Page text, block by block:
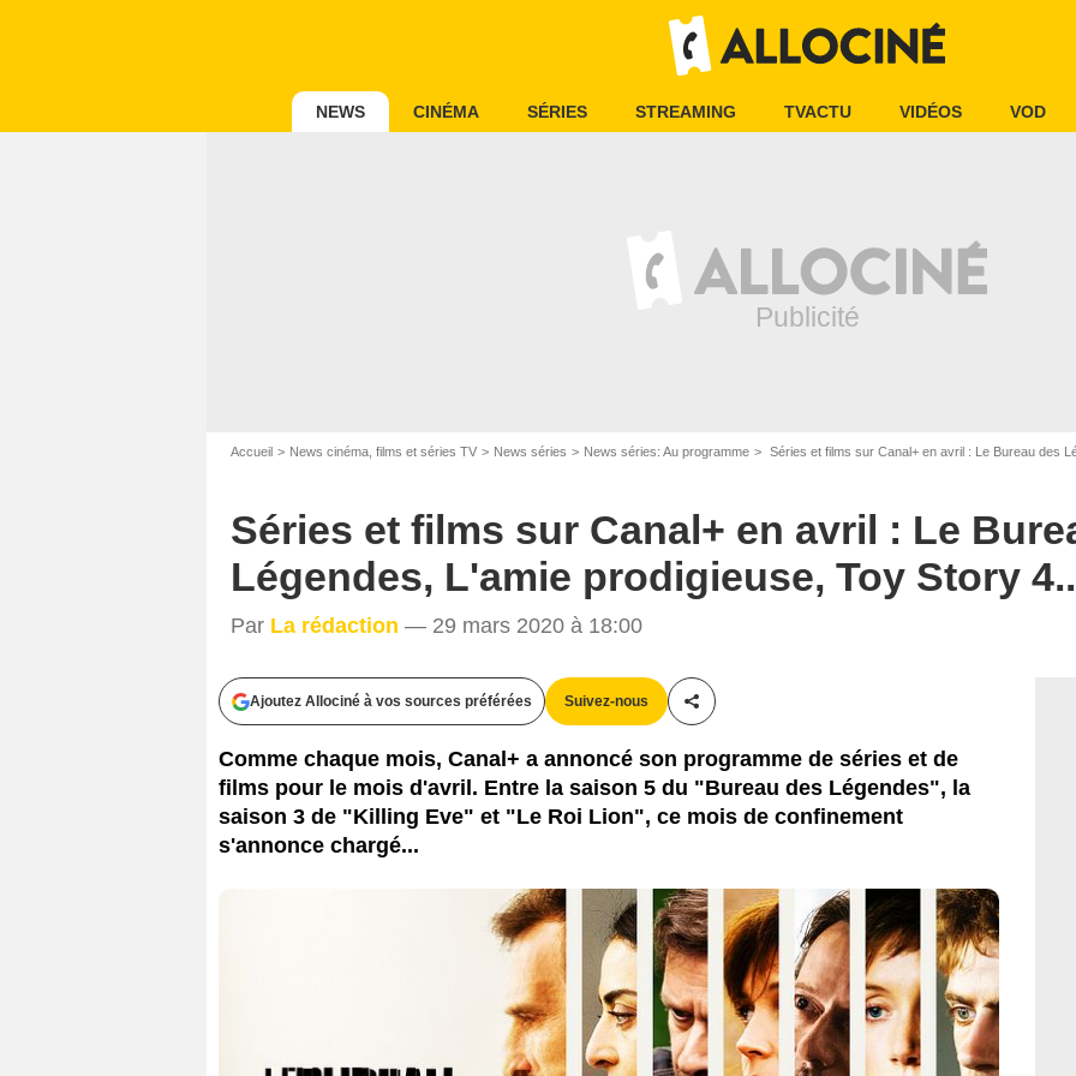
NEWS CINÉMA SÉRIES STREAMING TVACTU VIDÉOS VOD
Accueil News cinéma, films et séries TV News séries News séries: Au programme Séries et films sur Canal+ en avril : Le Bureau des
Séries et films sur Canal+ en avril : Le
Légendes, L'amie prodigieuse, Toy Story
Par La rédaction — 29 mars 2020 à 18:00
Ajoutez Allociné à vos sources préférées Suivez-nous
Partager cet article
Comme chaque mois, Canal+ a annoncé son programme de séries et de
films pour le mois d'avril. Entre la saison 5 du "Bureau des Légendes", la
saison 3 de "Killing Eve" et "Le Roi Lion", ce mois de confinement
s'annonce chargé...
TOP THE OLIGARCHS PRODUCTIONS / CANAL+